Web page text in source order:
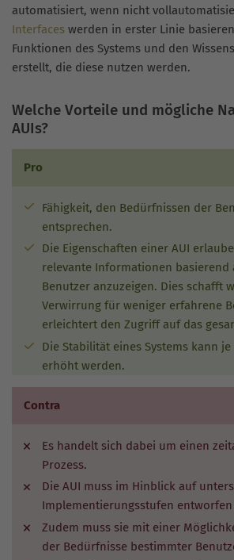
automatisiert, wenn nicht
Interfaces werden in erster Linie
Funktionen des Systems und den
erstellt, die diese nutzen werden.
Welche Vorteile und mögliche
AUIs?
Pro
Fähigkeit, den Bedürfnissen der
entsprechen.
Die Eigenschaften einer AUI
relevante Informationen basierend
Benutzer anzuzeigen. Dies schafft
Verwirrung für weniger erfahrene
erleichtert den Zugriff auf das
Die Stabilität eines Systems kann
erhöht werden.
Contra
Es handelt sich dabei um einen
Prozess.
Die AUI muss im Hinblick auf
Implementierungsstufen
Zudem muss sie mit einer
der Bedürfnisse bestimmter